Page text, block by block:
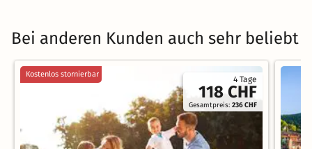
Bei anderen Kunden auch sehr beliebt
4 Tage
118 CHF
Gesamtpreis:236 CHF
Kostenlos stornierbar